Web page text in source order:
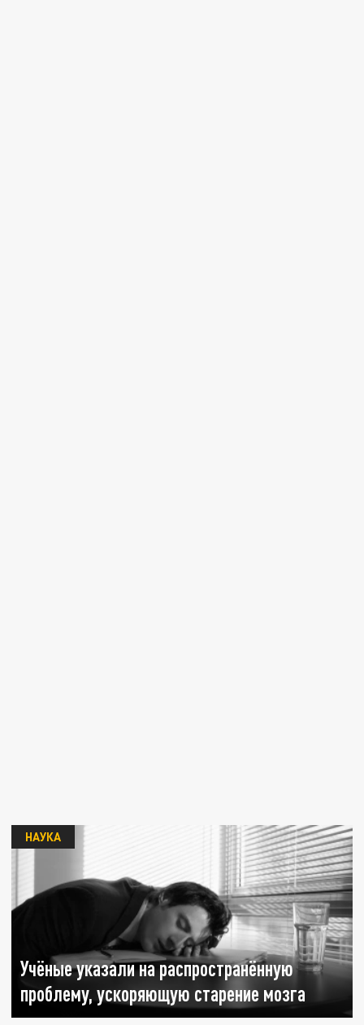
Учёные указали на распространённую
проблему, ускоряющую старение мозга
НАУКА